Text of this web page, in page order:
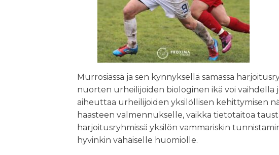
Murrosiässä ja sen kynnyksellä samassa
nuorten urheilijoiden biologinen ikä voi vaihdella
aiheuttaa urheilijoiden yksilöllisen kehittymisen
haasteen valmennukselle, vaikka tietotaitoa
harjoitusryhmissä yksilön vammariskin
hyvinkin vähäiselle huomiolle.